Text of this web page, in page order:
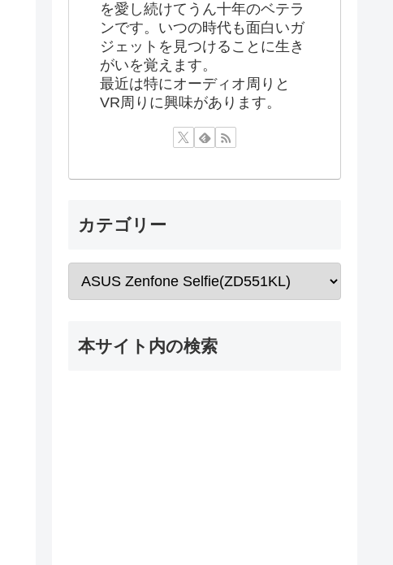
を愛し続けてうん十年のベテラ
ンです。いつの時代も面白いガ
ジェットを見つけることに生き
がいを覚えます。
最近は特にオーディオ周りと
VR周りに興味があります。
カテゴリー
本サイト内の検索